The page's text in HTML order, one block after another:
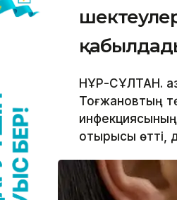
НҰР-СҰЛТАН.
Тоғжановтың
отырысы өтті,